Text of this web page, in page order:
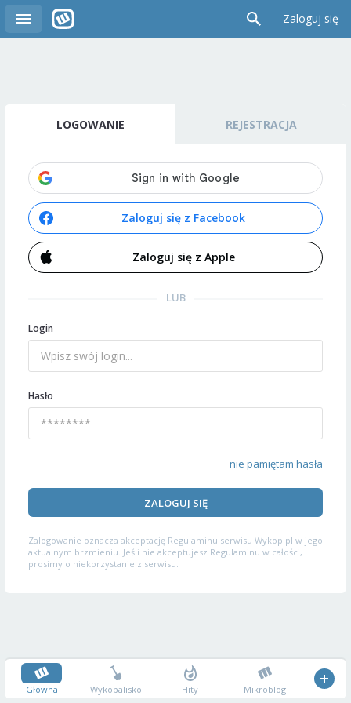
Zaloguj się
LOGOWANIE REJESTRACJA
Zaloguj się z Facebook
Zaloguj się z Apple
LUB
Login
Hasło
nie pamiętam hasła
ZALOGUJ SIĘ
Zalogowanie oznacza akceptację Regulaminu serwisu Wykop.pl w jego
aktualnym brzmieniu. Jeśli nie akceptujesz Regulaminu w całości,
prosimy o niekorzystanie z serwisu.
Główna Wykopalisko Hity Mikroblog